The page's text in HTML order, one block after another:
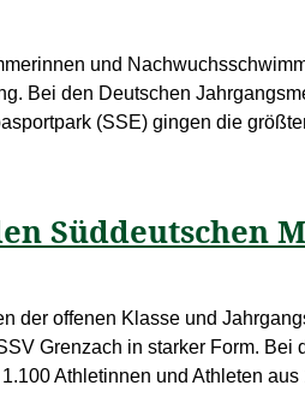
und
Bei den Deutschen
(SSE) gingen die
Süddeutschen
der offenen Klasse und
Grenzach in starker Form.
Athletinnen und Athleten